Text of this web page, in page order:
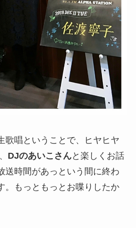
歌唱ということで、ヒヤヒヤ
DJのあいこさんと楽しくお話
送時間があっという間に終わ
。もっともっとお喋りしたか